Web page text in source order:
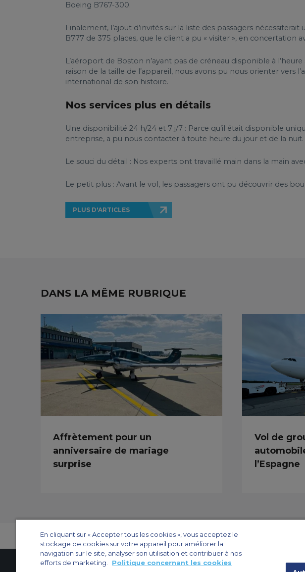
Boeing B767-300.
Finalement, l’ajout d’invités sur la liste des passagers
B777 de 375 places, que le client a pu « visiter », en concertation
L’aéroport de Boston n’ayant pas de créneau disponible à
raison de la taille de l’appareil, nous avons pu nous orienter vers
international de son histoire.
Nos services plus en détails
Une disponibilité 24 h/24 et 7 j/7 : Parce qu’il était disponible
entreprise, a pu nous contacter à toute heure du jour et de la nuit.
Le souci du détail : Nos experts ont travaillé main dans la main
Le petit plus : Avant le vol, les passagers ont pu découvrir des
PLUS D'ARTICLES
DANS LA MÊME RUBRIQUE
Affrètement pour un
anniversaire de mariage
surprise
Vol de
l’Espagne
En cliquant sur « Accepter tous les cookies », vous acceptez le
stockage de cookies sur votre appareil pour améliorer la
navigation sur le site, analyser son utilisation et contribuer à nos
efforts de marketing.
Politique concernant les cookies